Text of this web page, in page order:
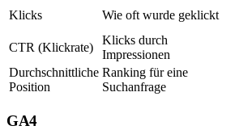
Klicks
Wie oft wurde geklickt
CTR (Klickrate)
Klicks durch
Impressionen
Durchschnittliche
Position
Ranking für eine
Suchanfrage
GA4